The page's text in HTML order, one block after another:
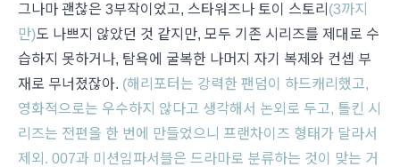
그나마 괜찮은 3부작이었고, 스타워즈나 토이 스토리 (3까지
만)도 나쁘지 않았던 것 같지만, 모두 기존 시리즈를 제대로 수
습하지 못하거나, 탐욕에 굴복한 나머지 자기 복제와 컨셉 부
재로 무너졌잖아. (해리포터는 강력한 팬덤이 하드캐리했고,
영화적으로는 우수하지 않다고 생각해서 논외로 두고, 톨킨 시
리즈는 전편을 한 번에 만들었으니 프랜차이즈 형태가 달라서
제외. 007과 미션임파서블은 드라마로 분류하는 것이 맞는 거